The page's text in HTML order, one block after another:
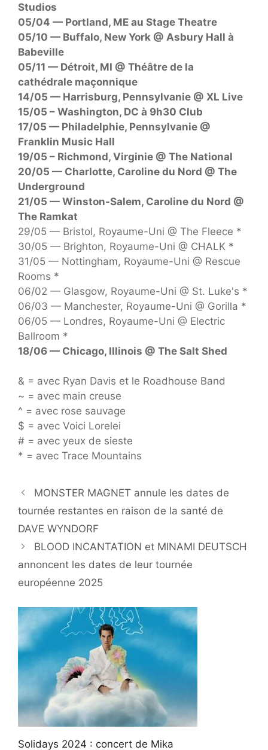
Studios
05/04 — Portland, ME au Stage Theatre
05/10 — Buffalo, New York @ Asbury Hall à
Babeville
05/11 — Détroit, MI @ Théâtre de la
cathédrale maçonnique
14/05 — Harrisburg, Pennsylvanie @ XL Live
15/05 – Washington, DC à 9h30 Club
17/05 — Philadelphie, Pennsylvanie @
Franklin Music Hall
19/05 – Richmond, Virginie @ The National
20/05 — Charlotte, Caroline du Nord @ The
Underground
21/05 — Winston-Salem, Caroline du Nord @
The Ramkat
29/05 — Bristol, Royaume-Uni @ The Fleece *
30/05 — Brighton, Royaume-Uni @ CHALK *
31/05 — Nottingham, Royaume-Uni @ Rescue
Rooms *
06/02 — Glasgow, Royaume-Uni @ St. Luke's *
06/03 — Manchester, Royaume-Uni @ Gorilla *
06/05 — Londres, Royaume-Uni @ Electric
Ballroom *
18/06 — Chicago, Illinois @ The Salt Shed
& = avec Ryan Davis et le Roadhouse Band
~ = avec main creuse
^ = avec rose sauvage
$ = avec Voici Lorelei
# = avec yeux de sieste
* = avec Trace Mountains
MONSTER MAGNET annule les dates de
tournée restantes en raison de la santé de
DAVE WYNDORF
BLOOD INCANTATION et MINAMI DEUTSCH
annoncent les dates de leur tournée
européenne 2025
Solidays 2024 : concert de Mika